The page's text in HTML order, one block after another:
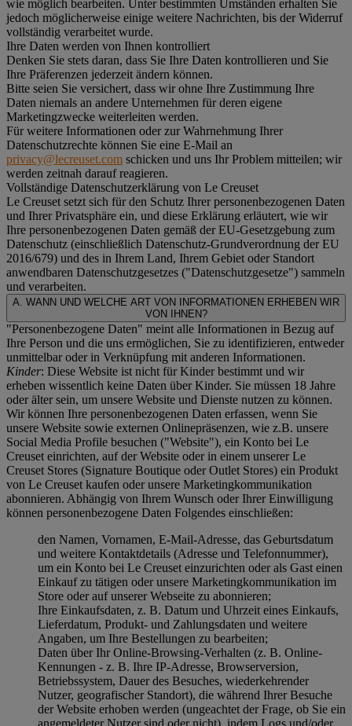
wie möglich bearbeiten. Unter bestimmten Umständen erhalten Sie
jedoch möglicherweise einige weitere Nachrichten, bis der Widerruf
vollständig verarbeitet wurde.
Ihre Daten werden von Ihnen kontrolliert
Denken Sie stets daran, dass Sie Ihre Daten kontrollieren und Sie
Ihre Präferenzen jederzeit ändern können.
Bitte seien Sie versichert, dass wir ohne Ihre Zustimmung Ihre
Daten niemals an andere Unternehmen für deren eigene
Marketingzwecke weiterleiten werden.
Für weitere Informationen oder zur Wahrnehmung Ihrer
Datenschutzrechte können Sie eine E-Mail an
privacy@lecreuset.com schicken und uns Ihr Problem mitteilen; wir
werden zeitnah darauf reagieren.
Vollständige Datenschutzerklärung von Le Creuset
Le Creuset setzt sich für den Schutz Ihrer personenbezogenen Daten
und Ihrer Privatsphäre ein, und diese Erklärung erläutert, wie wir
Ihre personenbezogenen Daten gemäß der EU-Gesetzgebung zum
Datenschutz (einschließlich Datenschutz-Grundverordnung der EU
2016/679) und des in Ihrem Land, Ihrem Gebiet oder Standort
anwendbaren Datenschutzgesetzes ("Datenschutzgesetze") sammeln
und verarbeiten.
A. WANN UND WELCHE ART VON INFORMATIONEN ERHEBEN WIR
VON IHNEN?
"Personenbezogene Daten" meint alle Informationen in Bezug auf
Ihre Person und die uns ermöglichen, Sie zu identifizieren, entweder
unmittelbar oder in Verknüpfung mit anderen Informationen.
Kinder: Diese Website ist nicht für Kinder bestimmt und wir
erheben wissentlich keine Daten über Kinder. Sie müssen 18 Jahre
oder älter sein, um unsere Website und Dienste nutzen zu können.
Wir können Ihre personenbezogenen Daten erfassen, wenn Sie
unsere Website sowie externen Onlinepräsenzen, wie z.B. unsere
Social Media Profile besuchen ("Website"), ein Konto bei Le
Creuset einrichten, auf der Website oder in einem unserer Le
Creuset Stores (Signature Boutique oder Outlet Stores) ein Produkt
von Le Creuset kaufen oder unsere Marketingkommunikation
abonnieren. Abhängig von Ihrem Wunsch oder Ihrer Einwilligung
können personenbezogene Daten Folgendes einschließen:
den Namen, Vornamen, E-Mail-Adresse, das Geburtsdatum
und weitere Kontaktdetails (Adresse und Telefonnummer),
um ein Konto bei Le Creuset einzurichten oder als Gast einen
Einkauf zu tätigen oder unsere Marketingkommunikation im
Store oder auf unserer Webseite zu abonnieren;
Ihre Einkaufsdaten, z. B. Datum und Uhrzeit eines Einkaufs,
Lieferdatum, Produkt- und Zahlungsdaten und weitere
Angaben, um Ihre Bestellungen zu bearbeiten;
Daten über Ihr Online-Browsing-Verhalten (z. B. Online-
Kennungen - z. B. Ihre IP-Adresse, Browserversion,
Betriebssystem, Dauer des Besuches, wiederkehrender
Nutzer, geografischer Standort), die während Ihrer Besuche
der Website erhoben werden (ungeachtet der Frage, ob Sie ein
angemeldeter Nutzer sind oder nicht), indem Logs und/oder